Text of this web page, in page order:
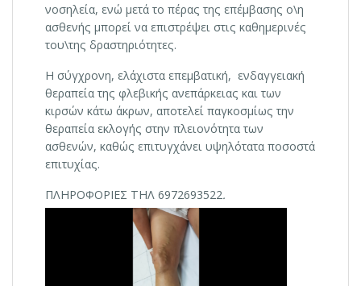
νοσηλεία, ενώ μετά το πέρας της επέμβασης ο\η
ασθενής μπορεί να επιστρέψει στις καθημερινές
του\της δραστηριότητες.
Η σύγχρονη, ελάχιστα επεμβατική, ενδαγγειακή
θεραπεία της φλεβικής ανεπάρκειας και των
κιρσών κάτω άκρων, αποτελεί παγκοσμίως την
θεραπεία εκλογής στην πλειονότητα των
ασθενών, καθώς επιτυγχάνει υψηλότατα ποσοστά
επιτυχίας.
ΠΛΗΡΟΦΟΡΙΕΣ ΤΗΛ 6972693522.